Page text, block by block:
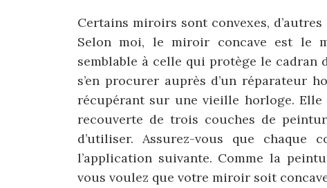
Certains miroirs sont convexes,
Selon moi, le miroir concave est le
semblable à celle qui protège le cadran
s’en procurer auprès d’un réparateur
récupérant sur une vieille horloge.
recouverte de trois couches de
d’utiliser. Assurez-vous que chaque
l’application suivante. Comme la
vous voulez que votre miroir soit